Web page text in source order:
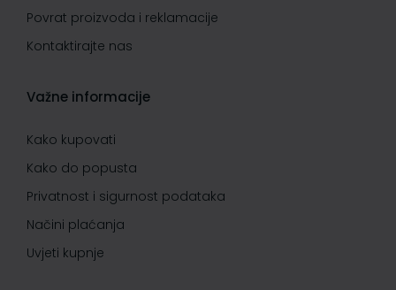
Povrat proizvoda i reklamacije
Kontaktirajte nas
Važne informacije
Kako kupovati
Kako do popusta
Privatnost i sigurnost podataka
Načini plaćanja
Uvjeti kupnje